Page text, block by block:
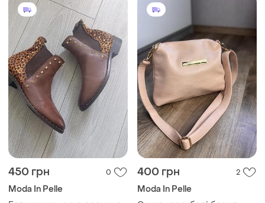
450 грн 0
Moda In Pelle
400 грн 2
Moda In Pelle